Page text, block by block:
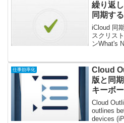
繰り返
同期す
アプリ
iCloud 同
スクリス
ンWhat's
Recurring
仕事効率化
Cloud
版と同
キーボ
トライ
Cloud
outlines
devices